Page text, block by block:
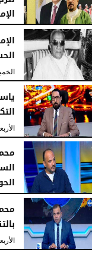
الخميس، 6 أغسطس 2026
الخميس، 6
الأربعاء، 5
الأربعاء، 5 أغسطس 2026
الأربعاء، 5